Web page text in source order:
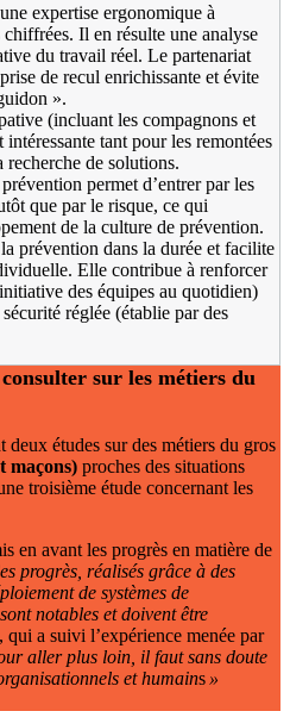
expertise ergonomique à
chiffrées. Il en résulte une analyse
du travail réel. Le partenariat
de recul enrichissante et évite
».
(incluant les compagnons et
intéressante tant pour les remontées
recherche de solutions.
permet d’entrer par les
que par le risque, ce qui
de la culture de prévention.
prévention dans la durée et facilite
Elle contribue à renforcer
des équipes au quotidien)
réglée (établie par des
sur les métiers du
deux études sur des métiers du gros
maçons) proches des situations
troisième étude concernant les
en avant les progrès en matière de
progrès, réalisés grâce à des
de systèmes de
notables et doivent être
qui a suivi l’expérience menée par
aller plus loin, il faut sans doute
et humains »